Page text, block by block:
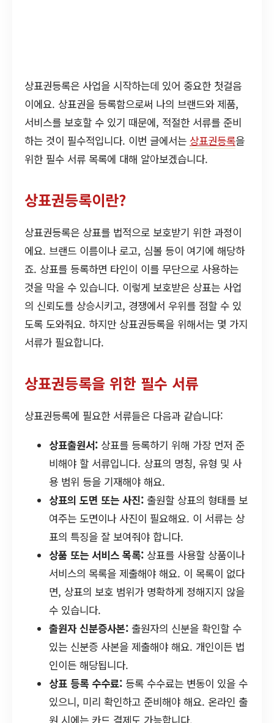
상표권등록은 사업을 시작하는데 있어 중요한 첫걸음
이에요. 상표권을 등록함으로써 나의 브랜드와 제품,
서비스를 보호할 수 있기 때문에, 적절한 서류를 준비
하는 것이 필수적입니다. 이번 글에서는 상표권등록을
위한 필수 서류 목록에 대해 알아보겠습니다.
상표권등록이란?
상표권등록은 상표를 법적으로 보호받기 위한 과정이
에요. 브랜드 이름이나 로고, 심볼 등이 여기에 해당하
죠. 상표를 등록하면 타인이 이를 무단으로 사용하는
것을 막을 수 있습니다. 이렇게 보호받은 상표는 사업
의 신뢰도를 상승시키고, 경쟁에서 우위를 점할 수 있
도록 도와줘요. 하지만 상표권등록을 위해서는 몇 가지
서류가 필요합니다.
상표권등록을 위한 필수 서류
상표권등록에 필요한 서류들은 다음과 같습니다:
상표출원서: 상표를 등록하기 위해 가장 먼저 준
비해야 할 서류입니다. 상표의 명칭, 유형 및 사
용 범위 등을 기재해야 해요.
상표의 도면 또는 사진: 출원할 상표의 형태를 보
여주는 도면이나 사진이 필요해요. 이 서류는 상
표의 특징을 잘 보여줘야 합니다.
상품 또는 서비스 목록: 상표를 사용할 상품이나
서비스의 목록을 제출해야 해요. 이 목록이 없다
면, 상표의 보호 범위가 명확하게 정해지지 않을
수 있습니다.
출원자 신분증사본: 출원자의 신분을 확인할 수
있는 신분증 사본을 제출해야 해요. 개인이든 법
인이든 해당됩니다.
상표 등록 수수료: 등록 수수료는 변동이 있을 수
있으니, 미리 확인하고 준비해야 해요. 온라인 출
원 시에는 카드 결제도 가능합니다.